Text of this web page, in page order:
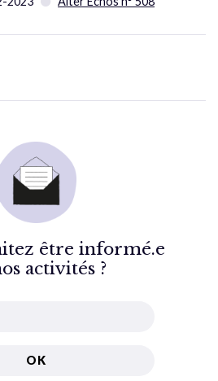
être informé.e
activités ?